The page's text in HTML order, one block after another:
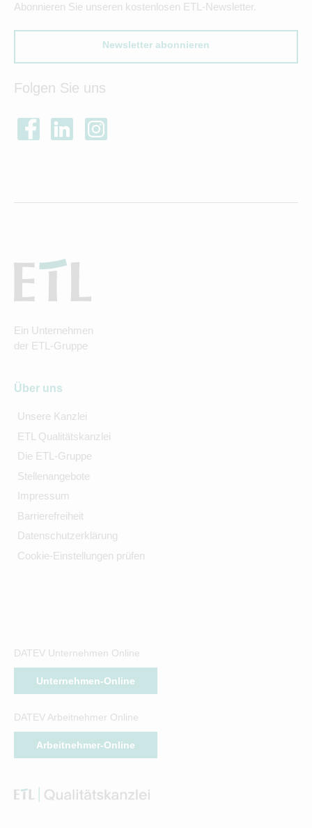
Abonnieren Sie unseren kostenlosen ETL-Newsletter.
Newsletter abonnieren
Folgen Sie uns
Ein Unternehmen
der ETL-Gruppe
Über uns
Unsere Kanzlei
ETL Qualitätskanzlei
Die ETL-Gruppe
Stellenangebote
Impressum
Barrierefreiheit
Datenschutzerklärung
Cookie-Einstellungen prüfen
DATEV Unternehmen Online
Unternehmen-Online
DATEV Arbeitnehmer Online
Arbeitnehmer-Online